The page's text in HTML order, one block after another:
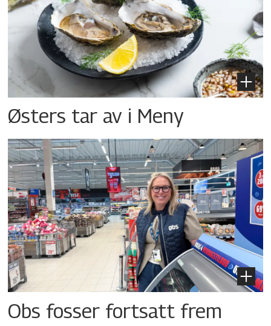
Østers tar av i Meny
Obs fosser fortsatt frem